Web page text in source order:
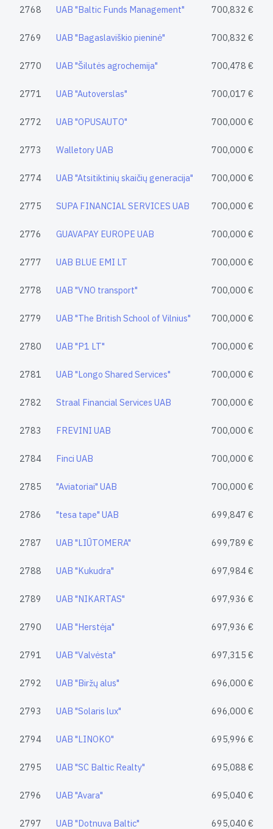
2768 UAB "Baltic Funds Management" 700,832 €
2769 UAB "Bagaslaviškio pieninė" 700,832 €
2770 UAB "Šilutės agrochemija" 700,478 €
2771 UAB "Autoverslas" 700,017 €
2772 UAB "OPUSAUTO" 700,000 €
2773 Walletory UAB 700,000 €
2774 UAB "Atsitiktinių skaičių generacija" 700,000 €
2775 SUPA FINANCIAL SERVICES UAB 700,000 €
2776 GUAVAPAY EUROPE UAB 700,000 €
2777 UAB BLUE EMI LT 700,000 €
2778 UAB "VNO transport" 700,000 €
2779 UAB "The British School of Vilnius" 700,000 €
2780 UAB "P1 LT" 700,000 €
2781 UAB "Longo Shared Services" 700,000 €
2782 Straal Financial Services UAB 700,000 €
2783 FREVINI UAB 700,000 €
2784 Finci UAB 700,000 €
2785 "Aviatoriai" UAB 700,000 €
2786 "tesa tape" UAB 699,847 €
2787 UAB "LIŪTOMERA" 699,789 €
2788 UAB "Kukudra" 697,984 €
2789 UAB "NIKARTAS" 697,936 €
2790 UAB "Herstėja" 697,936 €
2791 UAB "Valvėsta" 697,315 €
2792 UAB "Biržų alus" 696,000 €
2793 UAB "Solaris lux" 696,000 €
2794 UAB "LINOKO" 695,996 €
2795 UAB "SC Baltic Realty" 695,088 €
2796 UAB "Avara" 695,040 €
2797 UAB "Dotnuva Baltic" 695,040 €